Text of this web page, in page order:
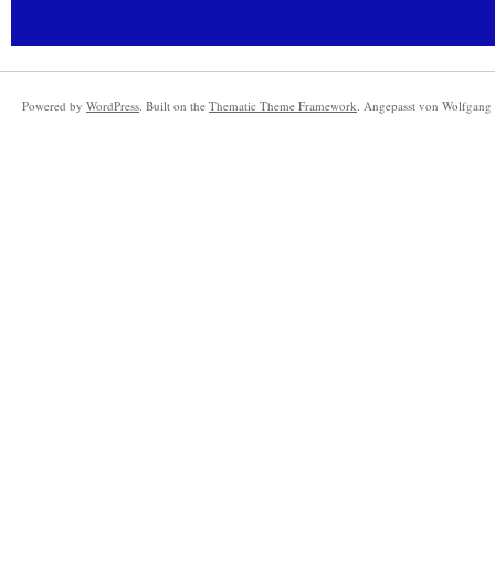
Powered by WordPress. Built on the Thematic Theme Framework. Angepasst von